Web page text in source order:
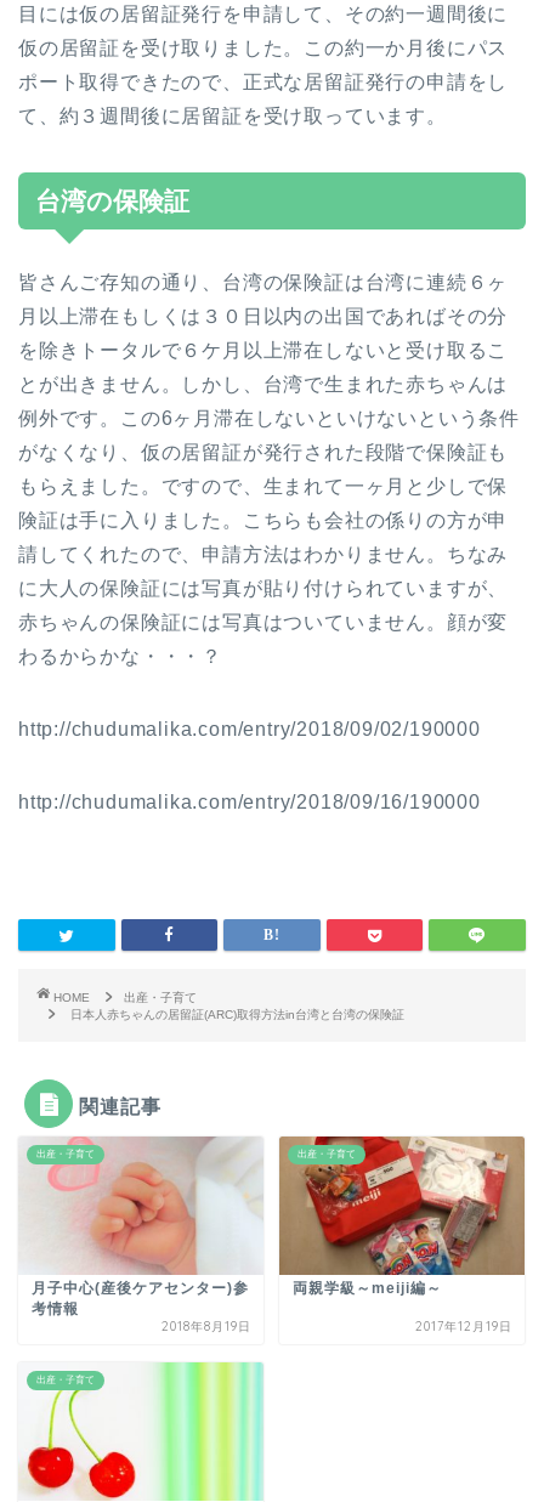
目には仮の居留証発行を申請して、その約一週間後に
仮の居留証を受け取りました。この約一か月後にパス
ポート取得できたので、正式な居留証発行の申請をし
て、約３週間後に居留証を受け取っています。
台湾の保険証
皆さんご存知の通り、台湾の保険証は台湾に連続６ヶ
月以上滞在もしくは３０日以内の出国であればその分
を除きトータルで６ケ月以上滞在しないと受け取るこ
とが出きません。しかし、台湾で生まれた赤ちゃんは
例外です。この6ヶ月滞在しないといけないという条件
がなくなり、仮の居留証が発行された段階で保険証も
もらえました。ですので、生まれて一ヶ月と少しで保
険証は手に入りました。こちらも会社の係りの方が申
請してくれたので、申請方法はわかりません。ちなみ
に大人の保険証には写真が貼り付けられていますが、
赤ちゃんの保険証には写真はついていません。顔が変
わるからかな・・・？
http://chudumalika.com/entry/2018/09/02/190000
http://chudumalika.com/entry/2018/09/16/190000
HOME
出産・子育て
日本人赤ちゃんの居留証(ARC)取得方法in台湾と台湾の保険証
関連記事
出産・子育て
月子中心(産後ケアセンター)参
考情報
2018年8月19日
出産・子育て
両親学級～meiji編～
2017年12月19日
出産・子育て